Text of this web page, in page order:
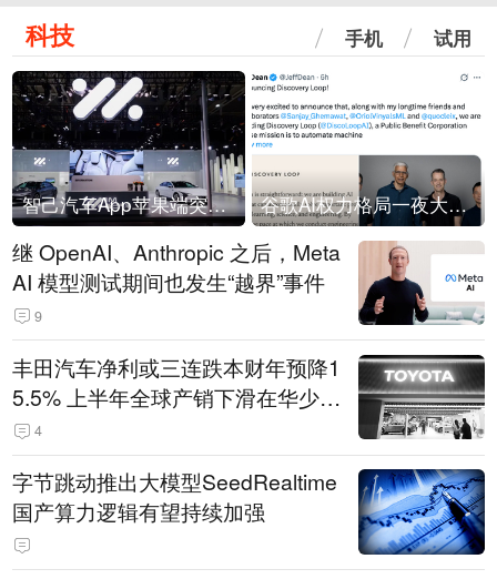
科技 手机 试用
智己汽车App苹果端突然“下架” 谷歌AI权力格局一夜大洗牌
继 OpenAI、Anthropic 之后，Meta
AI 模型测试期间也发生“越界”事件
9
丰田汽车净利或三连跌本财年预降1
5.5% 上半年全球产销下滑在华少卖
14.3万辆
4
字节跳动推出大模型SeedRealtime
国产算力逻辑有望持续加强